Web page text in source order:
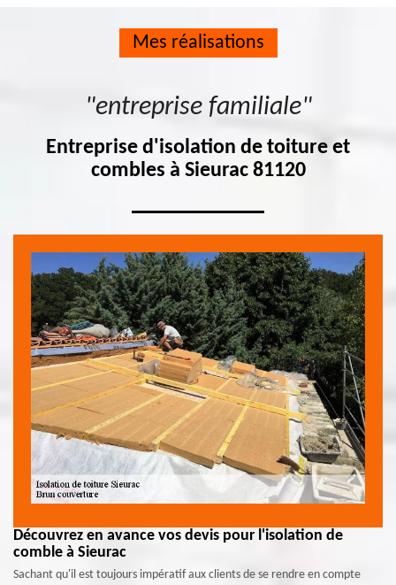
Mes réalisations
"entreprise familiale"
Entreprise d'isolation de toiture et
combles à Sieurac 81120
Découvrez en avance vos devis pour l'isolation de
comble à Sieurac
Sachant qu'il est toujours impératif aux clients de se rendre en compte